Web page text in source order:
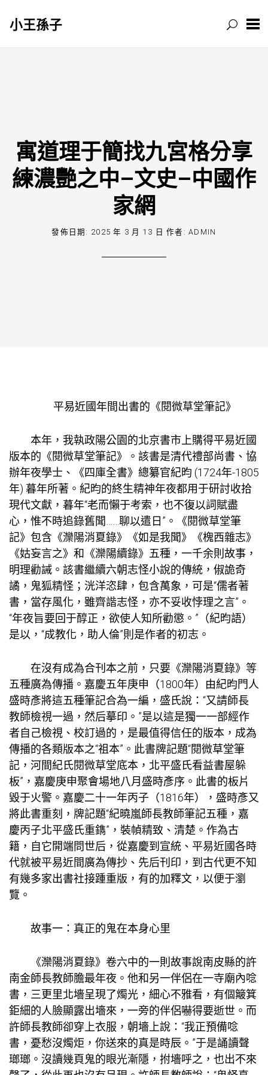
小王孫子
寓道理于簡找九宮格分享
練濃艷之中–文史–中國作
家網
發佈日期: 2025 年 3 月 13 日 作者:ADMIN
平易近國年間出書的《閱微草堂筆記》
本年，我執政陽公園的北京書市上購得平易近國
版本的《閱微草堂筆記》。該書是清代禮部尚書、協
辦年夜學士、《四庫全書》總纂官紀昀 (1724年-1805
年) 暮年所著。紀昀的終生精神年夜都用于研討收拾
現代文獻，暮年“老而懶于考索，也不復以詞賦盡
心，惟不時追錄舊聞……聊以遣日”。《閱微草堂筆
記》包含《灤陽消夏錄》《如是我聞》《槐西雜志》
《姑妄言之》和《灤陽續錄》五種，一千余則故事，
明理勸誡。該書繼續六朝志怪小說的傳統，俶詭奇
譎，鬼狐精怪；洸洋恣肆，包含萬象，可是“儒者著
書，當存風化，雖齊諧志怪，亦不妥收悖理之言”。
“年夜旨要回于醇正，欲使人知所勸懲。”（紀昀語）
是以，“成教化，助人倫”則是作者的初志。
在沒有成為合刊本之前，只要《灤陽消夏錄》等
五種廣為傳播。嘉慶五年庚申（1800年）由紀昀門人
盛時彥將這五種筆記合為一編，盛氏說：“又請師長
教師檢視一過，然后摹印。”是以這是獨一一部經作
者自己檢視、校訂過的，是最值得信任的版本，成為
傳播的各類版本之“祖本”。此書牌記題“閱微草堂筆
記，河間紀氏閱微草堂底本，北平盛氏看益書屋躲
板”，嘉慶庚申聚會場地八月盛時彥序。此書的板片
毀于火警。嘉慶二十一年丙子（1816年），盛時彥又
將此書重刻，牌記題“紀曉嵐師長教師筆記五種，嘉
慶丙子北平盛氏重鐫”，裝幀精致、清楚。作為古
籍，自它開端問世后，從嘉慶到宣統、平易近國各時
代就被平易近間廣為傳抄、先后刊印，到古代更不知
有幾多家出書社接踵重版，有的加釋文，以便于瀏
覽。
故事一：真正的鬼在本身心里
《灤陽消夏錄》卷六中的一則故事說南皮縣的許
南金師長教師膽最年夜。他和另一伴侶在一寺廟內唸
書，三更里北墻呈現了燭光，細心不雅看，有個簸箕
鉅細的人臉顯露出墻來，一旁的伴侶嚇得要逝世。而
許師長教師卻穿上衣服，朝墻上說：“我正預備唸
書，憂愁沒燭炬，你送來的真是時辰。”于是誦讀聲
瑯瑯。沒讀幾頁鬼的眼光漸隱，拊墻呼之，也出不來